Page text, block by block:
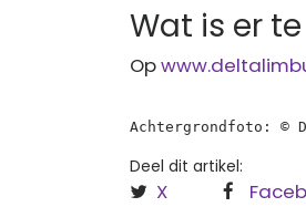
Wat is er
Op
Achtergrondfoto: ©
Deel dit artikel:
X